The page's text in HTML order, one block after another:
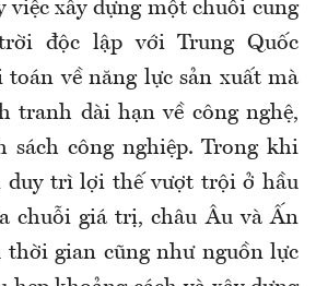
việc xây dựng một chuỗi cung
độc lập với Trung Quốc
về năng lực sản xuất mà
tranh dài hạn về công nghệ,
sách công nghiệp. Trong khi
duy trì lợi thế vượt trội ở hầu
chuỗi giá trị, châu Âu và Ấn
thời gian cũng như nguồn lực